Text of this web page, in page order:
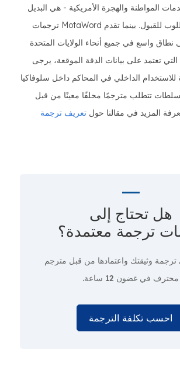
المواطنة والهجرة الأمريكية - هي البديل
عالي السرعة المطلوب للقبول. بينما تقدم MotaWord ترجمات
نطاق واسع في جميع أنحاء الولايات المتحدة
تعتمد على بيانات الدقة الموقعة، يرجى
للاستخدام الداخلي في المحاكم داخل سلوفاكيا
تتطلب مترجمًا محلفًا معينًا من قبل
المزيد في مقالنا حول تعريف ترجمة
هل تحتاج إلى
ترجمة معتمدة؟
وثيقتك واعتمادها من قبل مترجم
محترف في غضون 12 ساعة.
احسب تكلفة الترجمة